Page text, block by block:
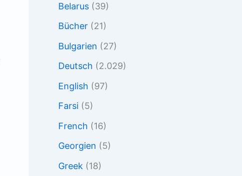
Belarus (39)
Bücher (21)
Bulgarien (27)
Deutsch (2.029)
English (97)
Farsi (5)
French (16)
Georgien (5)
Greek (18)